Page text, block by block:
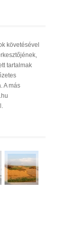
követésével
tartalmak
A más